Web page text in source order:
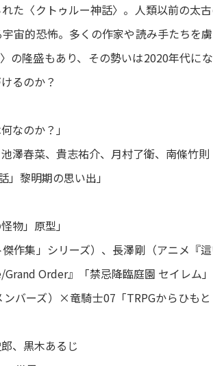
た〈クトゥルー神話〉。人類以前の太
宙的恐怖。多くの作家や読み手たちを
の隆盛もあり、その勢いは2020年代に
るのか？
なのか？」
澤春菜、貴志祐介、月村了衛、南條竹則
黎明期の思い出」
物」原型」
作集」シリーズ）、長澤剛（アニメ『
Order』「禁忌降臨庭園 セイレム」
バーズ）×竜騎士07「TRPGからひも
、黒木あるじ